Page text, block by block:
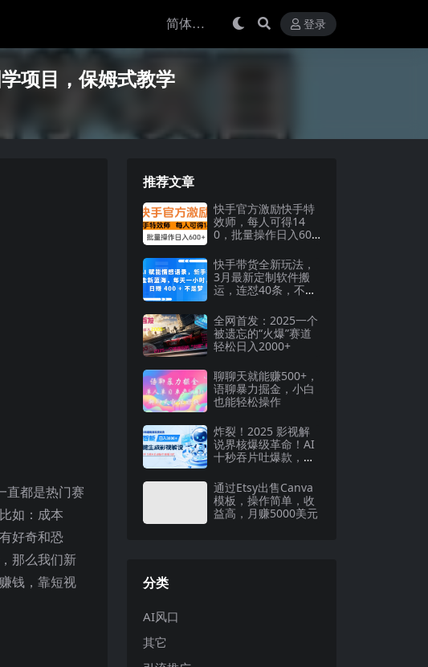
登录
项目，保姆式教学
直都是热门赛
如：成本
好奇和恐
那么我们新
钱，靠短视
推荐文章
快手官方激励快手特
效师，每人可得14
0，批量操作日入600
快手带货全新玩法，
3月最新定制软件搬
运，连怼40条，不需
创，月入1W+不是
梦！
全网首发：2025一个
被遗忘的“火爆”赛道
轻松日入2000+
聊聊天就能赚500+，
语聊暴力掘金，小白
也能轻松操作
炸裂！2025 影视解
说界核爆级革命！AI
十秒吞片吐爆款，多
3000 + 比呼吸还简
单！
通过Etsy出售Canva
模板，操作简单，收
益高，月赚5000美元
分类
AI风口
其它